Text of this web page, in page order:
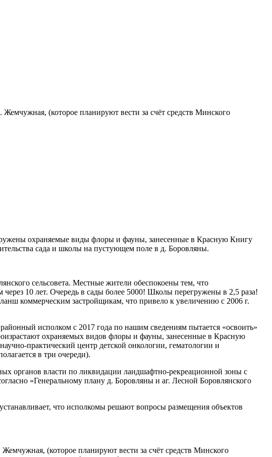
(которое планируют вести за счёт средств Минского
охраняемые виды флоры и фауны, занесенные в Красную Книгу
сада и школы на пустующем поле в д. Боровляны.
сельсовета. Местные жители обеспокоены тем, что
10 лет. Очередь в сады более 5000! Школы перегружены в 2,5 раза!
коммерческим застройщикам, что привело к увеличению с 2006 г.
исполком с 2017 года по нашим сведениям пытается «освоить»
охраняемых видов флоры и фауны, занесенные в Красную
практический центр детской онкологии, гематологии и
в три очереди).
органов власти по ликвидации ландшафтно-рекреационной зоны c
«Генеральному плану д. Боровляны и аг. Лесной Боровлянского
что исполкомы решают вопросы размещения объектов
(которое планируют вести за счёт средств Минского